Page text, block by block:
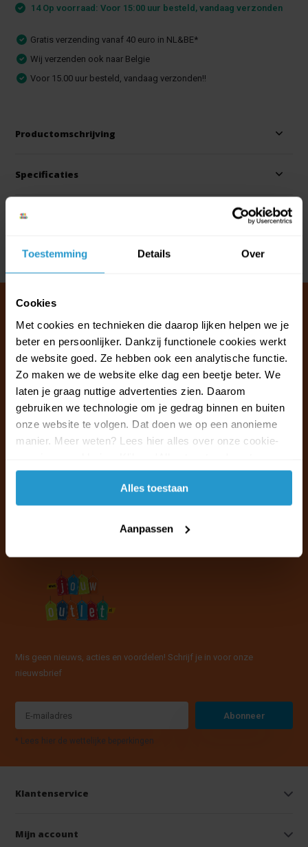
Toestemming Details Over
Cookies
Met cookies en technieken die daarop lijken helpen we je
beter en persoonlijker. Dankzij functionele cookies werkt
de website goed. Ze hebben ook een analytische functie.
Zo maken we de website elke dag een beetje beter. We
laten je graag nuttige advertenties zien. Daarom
gebruiken we technologie om je gedrag binnen en buiten
onze website te volgen. Dat doen we op een anonieme
manier. Meer weten? Lees hier alles over onze cookie-
accepteren.
Alles toestaan
Aanpassen
14 Op voorraad: Voor 15:00 uur besteld, vandaag verzonden
Gratis verzending vanaf 40 euro in NL&BE*
Wij verzenden ook naar Belgie
Voor 15.00 uur besteld, vandaag verzonden!!
Productomschrijving
Specificaties
Reviews
Delen
Klantenservice & FAQ
Wij staan voor u klaar.
Ma t/m vr van 09:30 - 16:00 telefonisch
+31 (0)13 785 62 41
info@jouwoutlet.nl
Mis geen nieuws, acties en voordelen! Schrijf je in voor onze
nieuwsbrief
Abonneer
* Lees hier de wettelijke beperkingen
Klantenservice
Mijn account